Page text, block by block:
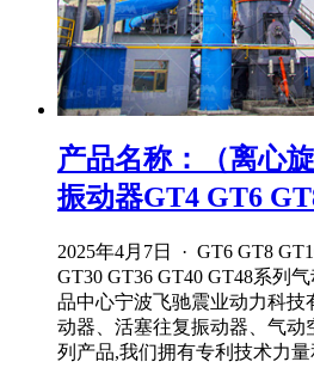
产品名称：（离心
振动器GT4 GT6
2025年4月7日 · GT6 GT8
GT30 GT36 GT40 GT48系列
品中心宁波飞驰震业动力科技
动器、活塞往复振动器、气动
列产品,我们拥有专利技术力